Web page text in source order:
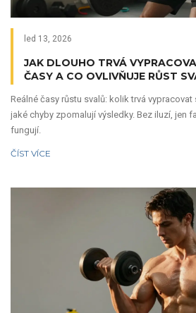
led 13, 2026
JAK DLOUHO TRVÁ
ČASY A CO OVLIVŇUJE RŮST
Reálné časy růstu svalů: kolik trvá vypracovat
jaké chyby zpomalují výsledky. Bez iluzí, jen
fungují.
ČÍST VÍCE